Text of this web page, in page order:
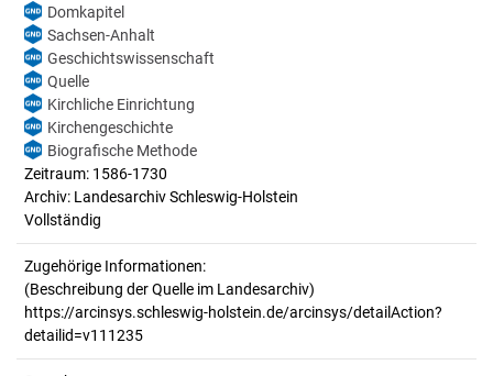
Domkapitel
Sachsen-Anhalt
Geschichtswissenschaft
Quelle
Kirchliche Einrichtung
Kirchengeschichte
Biografische Methode
Zeitraum: 1586-1730
Archiv: Landesarchiv Schleswig-Holstein
Vollständig
Zugehörige Informationen:
(Beschreibung der Quelle im Landesarchiv)
https://arcinsys.schleswig-holstein.de/arcinsys/detailAction?
detailid=v111235